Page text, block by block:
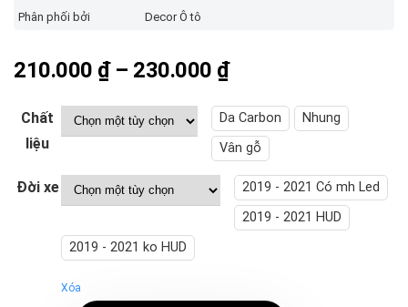
Phân phối bởi
Decor Ô tô
210.000 ₫ – 230.000 ₫Khoảng
từ
210.000 ₫
đến
230.000 ₫
Chất
liệu
Da Carbon
Nhung
Vân gỗ
Đời xe
2019 - 2021 Có mh Led
2019 - 2021 HUD
2019 - 2021 ko HUD
Xóa